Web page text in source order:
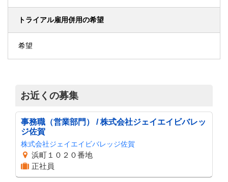
トライアル雇用併用の希望
希望
お近くの募集
事務職（営業部門） / 株式会社ジェイエイビバレッ
ジ佐賀
株式会社ジェイエイビバレッジ佐賀
浜町１０２０番地
正社員